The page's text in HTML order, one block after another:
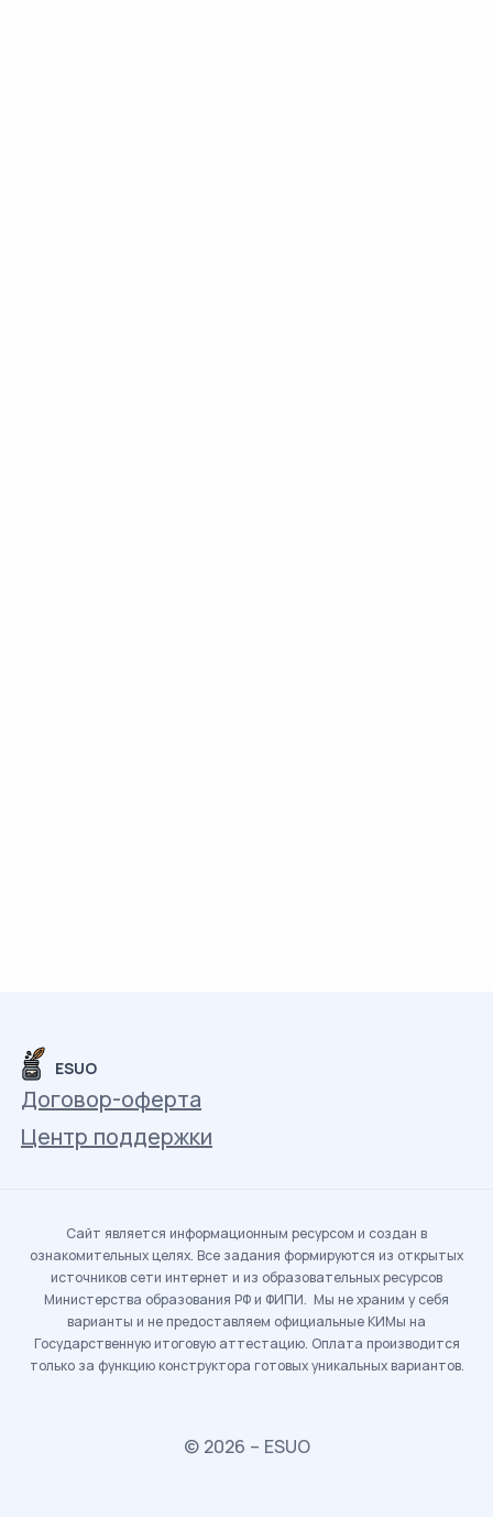
ESUO
Договор-оферта
Центр поддержки
Сайт является информационным ресурсом и создан в
ознакомительных целях. Все задания формируются из открытых
источников сети интернет и из образовательных ресурсов
Министерства образования РФ и ФИПИ. Мы не храним у себя
варианты и не предоставляем официальные КИМы на
Государственную итоговую аттестацию. Оплата производится
только за функцию конструктора готовых уникальных вариантов.
© 2026 – ESUO